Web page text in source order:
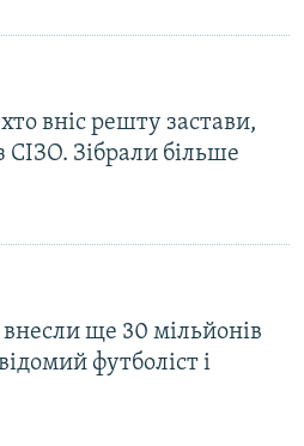
вніс решту застави,
Зібрали більше
ще 30 мільйонів
футболіст і